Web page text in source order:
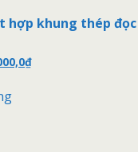
hợp khung thép
₫